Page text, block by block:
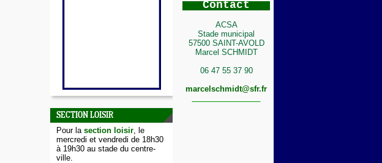
SECTION LOISIR
Pour la section loisir, le
mercredi et vendredi de 18h30
à 19h30 au stade du centre-
ville.
Contact
ACSA
Stade municipal
57500 SAINT-AVOLD
Marcel SCHMIDT
06 47 55 37 90
marcelschmidt@sfr.fr